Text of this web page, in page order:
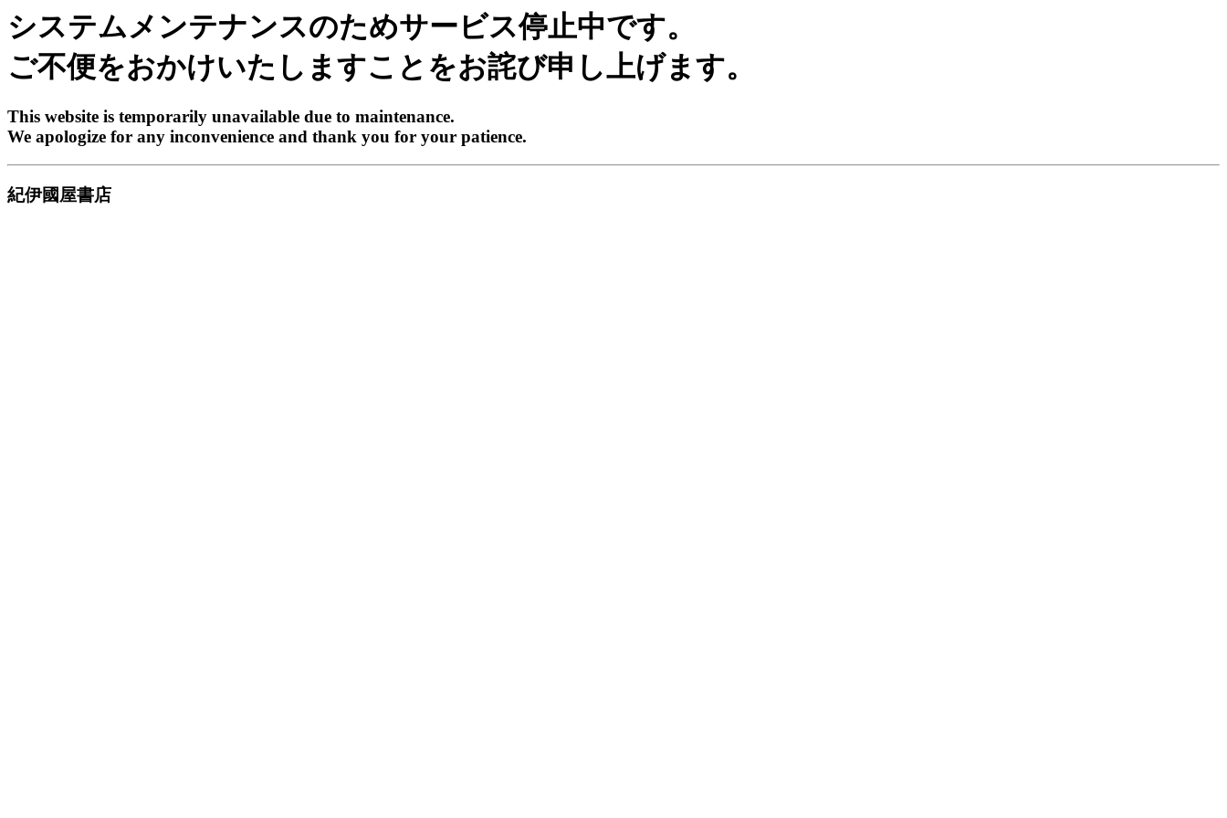
システムメンテナンスのためサービス停止中です。
ご不便をおかけいたしますことをお詫び申し上げます。
This website is temporarily unavailable due to maintenance.
We apologize for any inconvenience and thank you for your patience.
紀伊國屋書店